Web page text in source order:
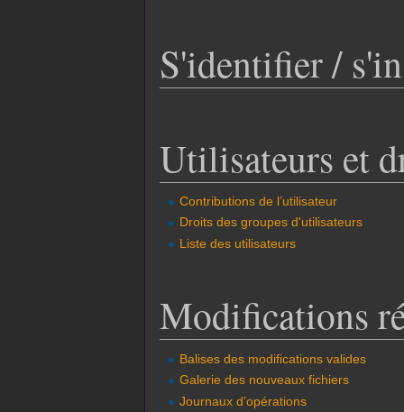
S'identifier /
Utilisateurs et
Contributions de l’utilisateur
Droits des groupes d'utilisateurs
Liste des utilisateurs
Modifications
Balises des modifications valides
Galerie des nouveaux fichiers
Journaux d’opérations